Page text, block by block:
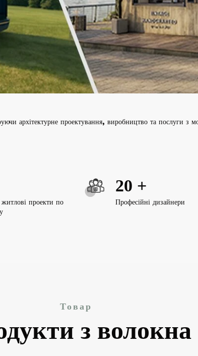
архітектурне проектування, виробництво та послуги
житлові проекти по
20 +
Професійні дизайнери
Товар
з волокна